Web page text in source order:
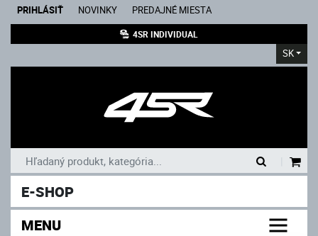
PRIHLÁSIŤ NOVINKY PREDAJNÉ MIESTA
4SR INDIVIDUAL
SK
E-SHOP
MENU